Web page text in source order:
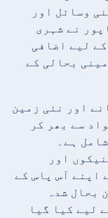
وسائل اور
نے شہری
لیے اضافی
بحالی کے
اور نئی زمین
سے بھر کر
ہے۔
اور
اپنے آس پاس کے
بحال شدہ
لیے کیا گیا